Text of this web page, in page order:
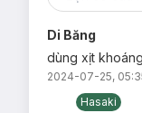
Di Băng
dùng xịt
2024-07-25,
Hasaki